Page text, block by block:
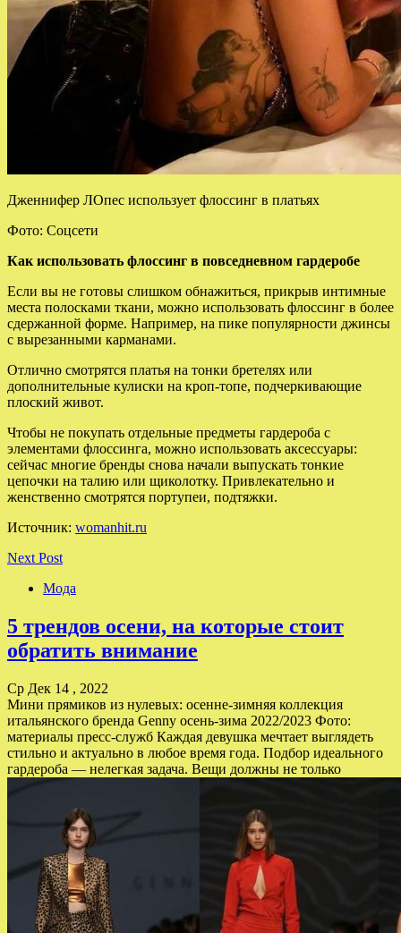
Дженнифер ЛОпес использует флоссинг в платьях
Фото: Соцсети
Как использовать флоссинг в повседневном гардеробе
Если вы не готовы слишком обнажиться, прикрыв интимные
места полосками ткани, можно использовать флоссинг в более
сдержанной форме. Например, на пике популярности джинсы
с вырезанными карманами.
Отлично смотрятся платья на тонки бретелях или
дополнительные кулиски на кроп-топе, подчеркивающие
плоский живот.
Чтобы не покупать отдельные предметы гардероба с
элементами флоссинга, можно использовать аксессуары:
сейчас многие бренды снова начали выпускать тонкие
цепочки на талию или щиколотку. Привлекательно и
женственно смотрятся портупеи, подтяжки.
Источник: womanhit.ru
Next Post
Мода
5 трендов осени, на которые стоит
обратить внимание
Ср Дек 14 , 2022
Мини прямиков из нулевых: осенне-зимняя коллекция
итальянского бренда Genny осень-зима 2022/2023 Фото:
материалы пресс-служб Каждая девушка мечтает выглядеть
стильно и актуально в любое время года. Подбор идеального
гардероба — нелегкая задача. Вещи должны не только